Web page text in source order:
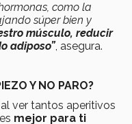
como la
súper bien y
músculo, reducir
adiposo”, asegura.
Y NO PARO?
ver tantos aperitivos
mejor para ti